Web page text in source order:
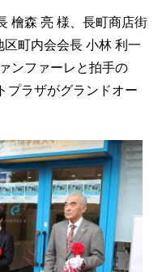
檜森 亮 様、長町商店街
町内会会長 小林 利一
ンファーレと拍手の
プラザがグランドオー